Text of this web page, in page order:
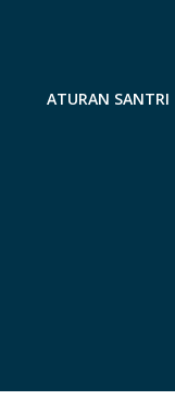
ATURAN SANTRI